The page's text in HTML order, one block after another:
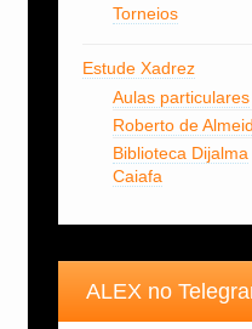
Torneios
Estude Xadrez
Aulas particulares
Roberto de
Biblioteca Dijalma
Caiafa
ALEX no